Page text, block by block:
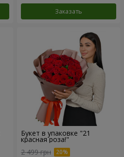
Заказать
Букет в упаковке "21
красная роза!"
2 499 грн